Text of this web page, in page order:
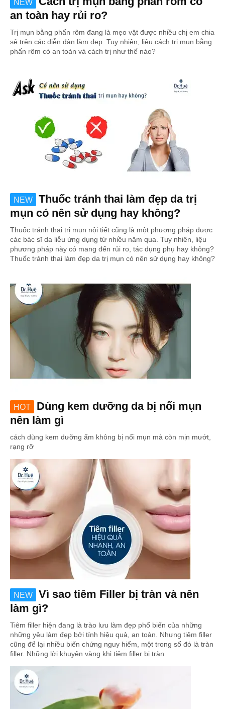
NEW
an toàn hay rủi ro?
Trị mụn bằng phấn rôm đang là mẹo vặt được nhiều chị em chia
sẻ trên các diễn đàn làm đẹp. Tuy nhiên, liệu cách trị mụn bằng
phấn rôm có an toàn và cách trị như thế nào?
NEW
Thuốc tránh thai làm đẹp da trị
mụn có nên sử dụng hay không?
Thuốc tránh thai trị mụn nội tiết cũng là một phương pháp được
các bác sĩ da liễu ứng dụng từ nhiều năm qua. Tuy nhiên, liệu
phương pháp này có mang đến rủi ro, tác dụng phụ hay không?
Thuốc tránh thai làm đẹp da trị mụn có nên sử dụng hay không?
HOT
Dùng kem dưỡng da bị nổi mụn
nên làm gì
cách dùng kem dưỡng ẩm không bị nổi mụn mà còn mịn mướt,
rạng rỡ
NEW
Vì sao tiêm Filler bị tràn và nên
làm gì?
Tiêm filler hiện đang là trào lưu làm đẹp phổ biến của những
những yêu làm đẹp bởi tính hiệu quả, an toàn. Nhưng tiêm filler
cũng để lại nhiều biến chứng nguy hiểm, một trong số đó là tràn
filler. Những lời khuyên vàng khi tiêm filler bị tràn